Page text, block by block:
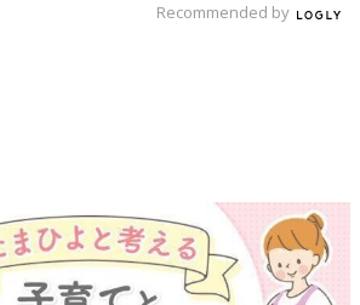
Recommended by
ン接種できるものも】妊婦の感染症対策、知